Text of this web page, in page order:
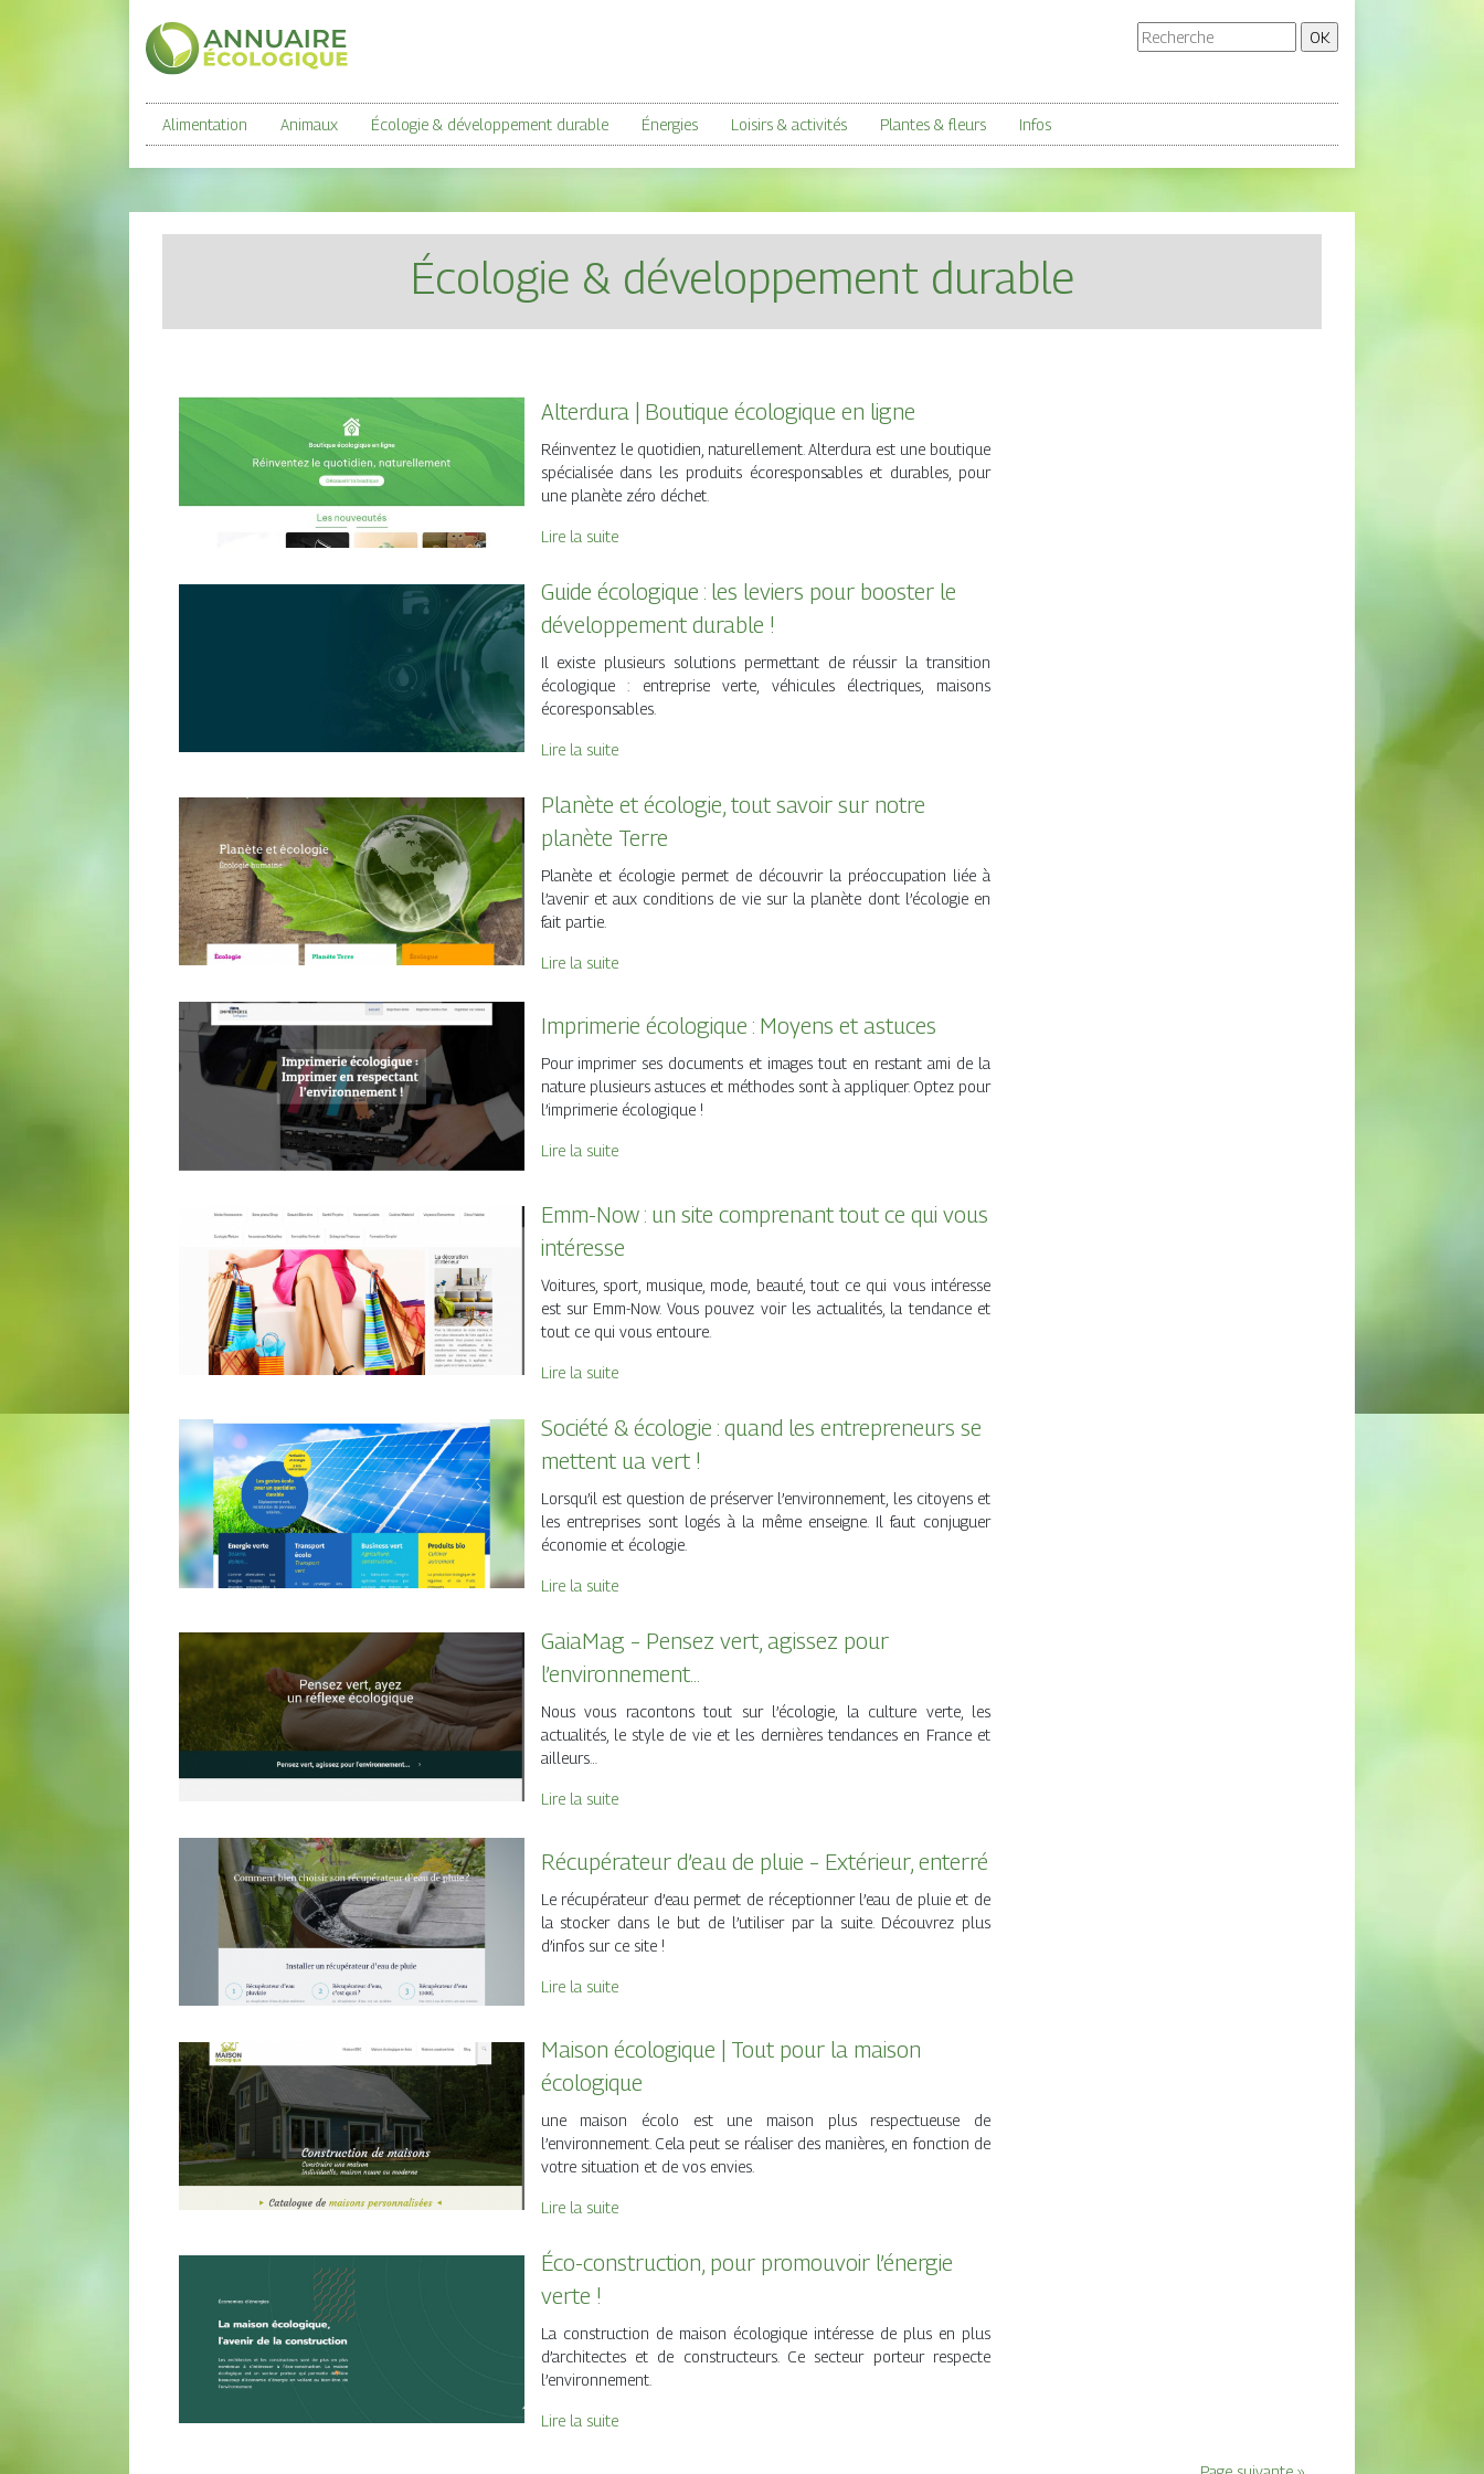
Alimentation Animaux Écologie & développement durable Énergies Loisirs & activités Plantes & fleurs Infos
Écologie & développement durable
Alterdura | Boutique écologique en ligne
Réinventez le quotidien, naturellement. Alterdura est une boutique
spécialisée dans les produits écoresponsables et durables, pour
une planète zéro déchet.
Lire la suite
Guide écologique : les leviers pour booster le
développement durable !
Il existe plusieurs solutions permettant de réussir la transition
écologique : entreprise verte, véhicules électriques, maisons
écoresponsables.
Lire la suite
Planète et écologie, tout savoir sur notre
planète Terre
Planète et écologie permet de découvrir la préoccupation liée à
l’avenir et aux conditions de vie sur la planète dont l’écologie en
fait partie.
Lire la suite
Imprimerie écologique : Moyens et astuces
Pour imprimer ses documents et images tout en restant ami de la
nature plusieurs astuces et méthodes sont à appliquer. Optez pour
l’imprimerie écologique !
Lire la suite
Emm-Now : un site comprenant tout ce qui vous
intéresse
Voitures, sport, musique, mode, beauté, tout ce qui vous intéresse
est sur Emm-Now. Vous pouvez voir les actualités, la tendance et
tout ce qui vous entoure.
Lire la suite
Société & écologie : quand les entrepreneurs se
mettent ua vert !
Lorsqu’il est question de préserver l’environnement, les citoyens et
les entreprises sont logés à la même enseigne. Il faut conjuguer
économie et écologie.
Lire la suite
GaiaMag – Pensez vert, agissez pour
l’environnement…
Nous vous racontons tout sur l’écologie, la culture verte, les
actualités, le style de vie et les dernières tendances en France et
ailleurs…
Lire la suite
Récupérateur d’eau de pluie – Extérieur, enterré
Le récupérateur d’eau permet de réceptionner l’eau de pluie et de
la stocker dans le but de l’utiliser par la suite. Découvrez plus
d’infos sur ce site !
Lire la suite
Maison écologique | Tout pour la maison
écologique
une maison écolo est une maison plus respectueuse de
l’environnement. Cela peut se réaliser des manières, en fonction de
votre situation et de vos envies.
Lire la suite
Éco-construction, pour promouvoir l’énergie
verte !
La construction de maison écologique intéresse de plus en plus
d’architectes et de constructeurs. Ce secteur porteur respecte
l’environnement.
Lire la suite